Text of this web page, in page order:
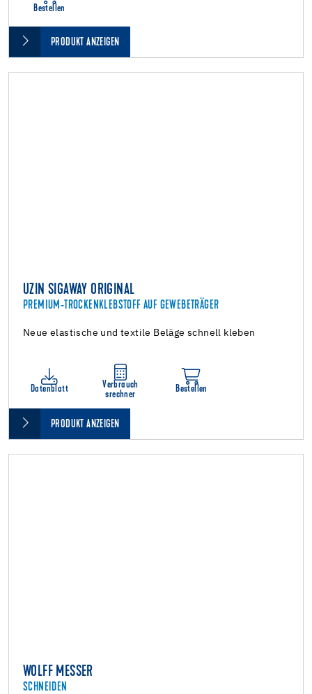
Bestellen
PRODUKT ANZEIGEN
UZIN SIGAWAY ORIGINAL
PREMIUM-TROCKENKLEBSTOFF AUF GEWEBETRÄGER
Neue elastische und textile Beläge schnell kleben
Datenblatt
Verbrauch
srechner
Bestellen
PRODUKT ANZEIGEN
WOLFF MESSER
SCHNEIDEN